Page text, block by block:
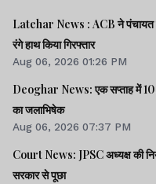
Latehar News : ACB ने पंचायत सचिव को 10 हजार रिश्वत लेते
रंगे हाथ किया गिरफ्तार
Aug 06, 2026 01:26 PM
Deoghar News: एक सप्ताह में
का जलाभिषेक
Aug 06, 2026 07:37 PM
Court News: JPSC अध्यक्ष की
सरकार से पूछा